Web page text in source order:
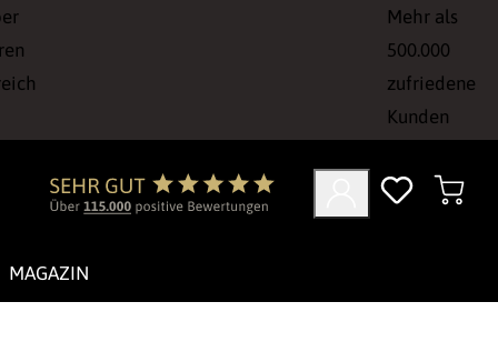
Mehr als
500.000
zufriedene
Kunden
MAGAZIN